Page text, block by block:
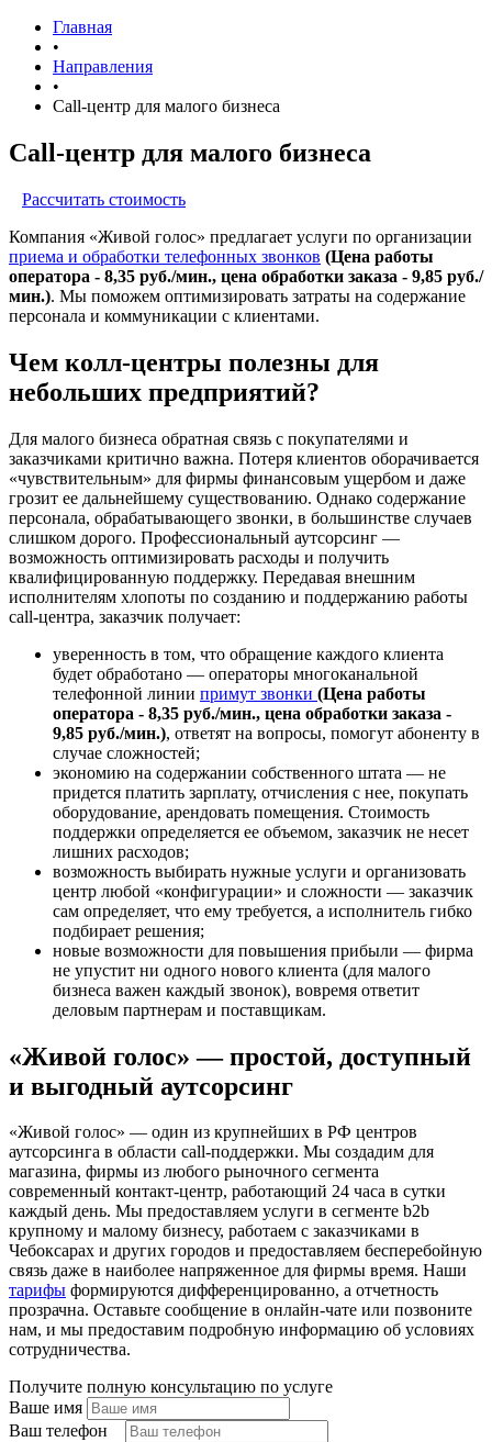
Главная
•
Направления
•
Call-центр для малого бизнеса
Call-центр для малого бизнеса
Рассчитать стоимость
Компания «Живой голос» предлагает услуги по организации
приема и обработки телефонных звонков (Цена работы
оператора - 8,35 руб./мин., цена обработки заказа - 9,85 руб./
мин.). Мы поможем оптимизировать затраты на содержание
персонала и коммуникации с клиентами.
Чем колл-центры полезны для
небольших предприятий?
Для малого бизнеса обратная связь с покупателями и
заказчиками критично важна. Потеря клиентов оборачивается
«чувствительным» для фирмы финансовым ущербом и даже
грозит ее дальнейшему существованию. Однако содержание
персонала, обрабатывающего звонки, в большинстве случаев
слишком дорого. Профессиональный аутсорсинг —
возможность оптимизировать расходы и получить
квалифицированную поддержку. Передавая внешним
исполнителям хлопоты по созданию и поддержанию работы
call-центра, заказчик получает:
уверенность в том, что обращение каждого клиента
будет обработано — операторы многоканальной
телефонной линии примут звонки (Цена работы
оператора - 8,35 руб./мин., цена обработки заказа -
9,85 руб./мин.), ответят на вопросы, помогут абоненту в
случае сложностей;
экономию на содержании собственного штата — не
придется платить зарплату, отчисления с нее, покупать
оборудование, арендовать помещения. Стоимость
поддержки определяется ее объемом, заказчик не несет
лишних расходов;
возможность выбирать нужные услуги и организовать
центр любой «конфигурации» и сложности — заказчик
сам определяет, что ему требуется, а исполнитель гибко
подбирает решения;
новые возможности для повышения прибыли — фирма
не упустит ни одного нового клиента (для малого
бизнеса важен каждый звонок), вовремя ответит
деловым партнерам и поставщикам.
«Живой голос» — простой, доступный
и выгодный аутсорсинг
«Живой голос» — один из крупнейших в РФ центров
аутсорсинга в области call-поддержки. Мы создадим для
магазина, фирмы из любого рыночного сегмента
современный контакт-центр, работающий 24 часа в сутки
каждый день. Мы предоставляем услуги в сегменте b2b
крупному и малому бизнесу, работаем с заказчиками в
Чебоксарах и других городов и предоставляем бесперебойную
связь даже в наиболее напряженное для фирмы время. Наши
тарифы формируются дифференцированно, а отчетность
прозрачна. Оставьте сообщение в онлайн-чате или позвоните
нам, и мы предоставим подробную информацию об условиях
сотрудничества.
Получите полную консультацию по услуге
Ваше имя
Ваш телефон